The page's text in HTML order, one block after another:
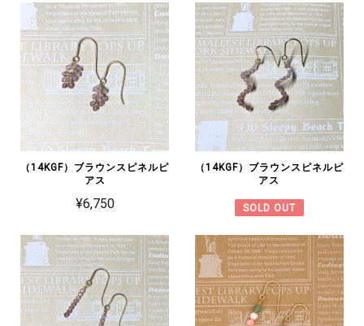
（14KGF）ブラウンスピネルピ
アス
¥6,750
（14KGF）ブラウンスピネルピ
アス
SOLD OUT